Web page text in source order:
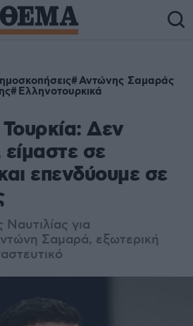
Αντώνης Σαμαράς
Ελληνοτουρκικά
Τουρκία: Δεν
σε
επενδύουμε σε
Ναυτιλίας για
Σαμαρά, εξωτερική